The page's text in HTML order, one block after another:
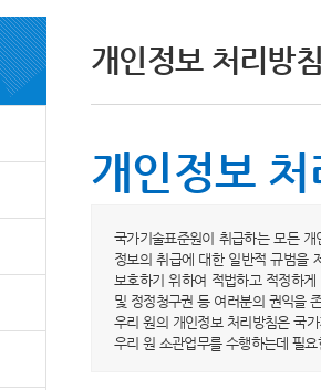
개인정보 처리방
개인정보
국가기술표준원이 취급하는 모든 개
정보의 취급에 대한 일반적 규범을
보호하기 위하여 적법하고 적정하
및 정정청구권 등 여러분의 권익을
우리 원의 개인정보 처리방침은 국
우리 원 소관업무를 수행하는데 필요